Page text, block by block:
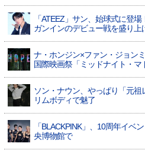
「ATEEZ」サン、始球式に登
ガンインのデビュー戦を盛り上
ナ・ホンジン×ファン・ジョン
国際映画祭「ミッドナイト・
ソン・ナウン、やっぱり「元
リムボディで魅了
「BLACKPINK」、10周年イ
央博物館で